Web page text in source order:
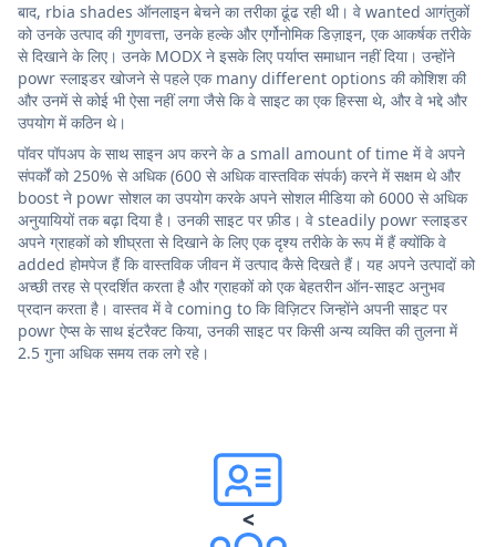
बाद, rbia shades ऑनलाइन बेचने का तरीका ढूंढ रही थी। वे wanted आगंतुकों
को उनके उत्पाद की गुणवत्ता, उनके हल्के और एर्गोनोमिक डिज़ाइन, एक आकर्षक तरीके
से दिखाने के लिए। उनके MODX ने इसके लिए पर्याप्त समाधान नहीं दिया। उन्होंने
powr स्लाइडर खोजने से पहले एक many different options की कोशिश की
और उनमें से कोई भी ऐसा नहीं लगा जैसे कि वे साइट का एक हिस्सा थे, और वे भद्दे और
उपयोग में कठिन थे।
पॉवर पॉपअप के साथ साइन अप करने के a small amount of time में वे अपने
संपर्कों को 250% से अधिक (600 से अधिक वास्तविक संपर्क) करने में सक्षम थे और
boost ने powr सोशल का उपयोग करके अपने सोशल मीडिया को 6000 से अधिक
अनुयायियों तक बढ़ा दिया है। उनकी साइट पर फ़ीड। वे steadily powr स्लाइडर
अपने ग्राहकों को शीघ्रता से दिखाने के लिए एक दृश्य तरीके के रूप में हैं क्योंकि वे
added होमपेज हैं कि वास्तविक जीवन में उत्पाद कैसे दिखते हैं। यह अपने उत्पादों को
अच्छी तरह से प्रदर्शित करता है और ग्राहकों को एक बेहतरीन ऑन-साइट अनुभव
प्रदान करता है। वास्तव में वे coming to कि विज़िटर जिन्होंने अपनी साइट पर
powr ऐप्स के साथ इंटरैक्ट किया, उनकी साइट पर किसी अन्य व्यक्ति की तुलना में
2.5 गुना अधिक समय तक लगे रहे।
<